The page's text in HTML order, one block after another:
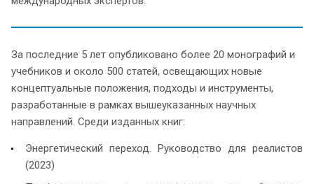
За последние 5 лет опубликовано более 20 монографий и
учебников и около 500 статей, освещающих новые
концептуальные положения, подходы и инструменты,
разработанные в рамках вышеуказанных научных
направлений. Среди изданных книг:
Энергетический переход. Руководство для реалистов
(2023)